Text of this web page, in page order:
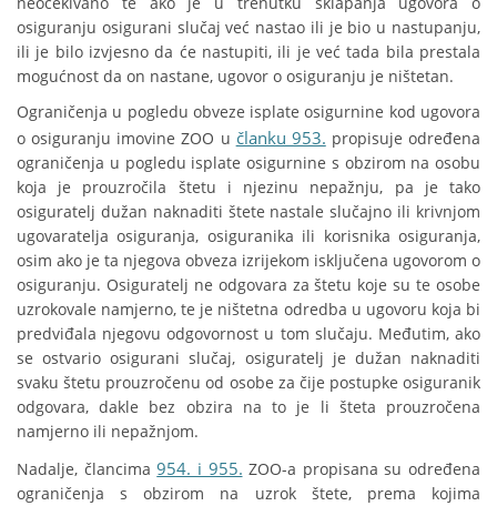
osiguranju osigurani slučaj već nastao ili je bio u nastupanju,
ili je bilo izvjesno da će nastupiti, ili je već tada bila prestala
mogućnost da on nastane, ugovor o osiguranju je ništetan.
Ograničenja u pogledu obveze isplate osigurnine kod ugovora
o osiguranju imovine ZOO u članku 953. propisuje određena
ograničenja u pogledu isplate osigurnine s obzirom na osobu
koja je prouzročila štetu i njezinu nepažnju, pa je tako
osiguratelj dužan naknaditi štete nastale slučajno ili krivnjom
ugovaratelja osiguranja, osiguranika ili korisnika osiguranja,
osim ako je ta njegova obveza izrijekom isključena ugovorom o
osiguranju. Osiguratelj ne odgovara za štetu koje su te osobe
uzrokovale namjerno, te je ništetna odredba u ugovoru koja bi
predviđala njegovu odgovornost u tom slučaju. Međutim, ako
se ostvario osigurani slučaj, osiguratelj je dužan naknaditi
svaku štetu prouzročenu od osobe za čije postupke osiguranik
odgovara, dakle bez obzira na to je li šteta prouzročena
namjerno ili nepažnjom.
Nadalje, člancima954. i 955. ZOO-a propisana su određena
ograničenja s obzirom na uzrok štete, prema kojima